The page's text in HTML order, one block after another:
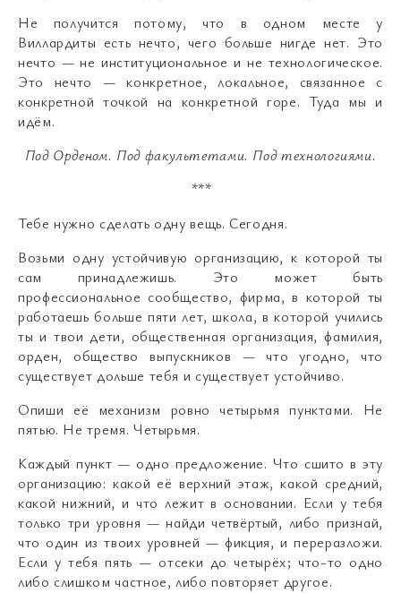
Не получится потому, что в одном месте у
Виллардиты есть нечто, чего больше нигде нет. Это
нечто — не институциональное и не технологическое.
Это нечто — конкретное, локальное, связанное с
конкретной точкой на конкретной горе. Туда мы и
идём.
Под Орденом. Под факультетами. Под технологиями.
***
Тебе нужно сделать одну вещь. Сегодня.
Возьми одну устойчивую организацию, к которой ты
сам принадлежишь. Это может быть
профессиональное сообщество, фирма, в которой ты
работаешь больше пяти лет, школа, в которой учились
ты и твои дети, общественная организация, фамилия,
орден, общество выпускников — что угодно, что
существует дольше тебя и существует устойчиво.
Опиши её механизм ровно четырьмя пунктами. Не
пятью. Не тремя. Четырьмя.
Каждый пункт — одно предложение. Что сшито в эту
организацию: какой её верхний этаж, какой средний,
какой нижний, и что лежит в основании. Если у тебя
только три уровня — найди четвёртый, либо признай,
что один из твоих уровней — фикция, и переразложи.
Если у тебя пять — отсеки до четырёх; что-то одно
либо слишком частное, либо повторяет другое.